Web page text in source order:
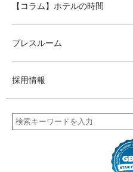
【コラム】ホテルの時間
プレスルーム
採用情報